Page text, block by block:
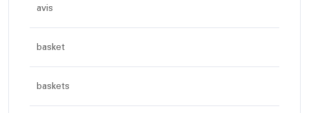
avis
basket
baskets